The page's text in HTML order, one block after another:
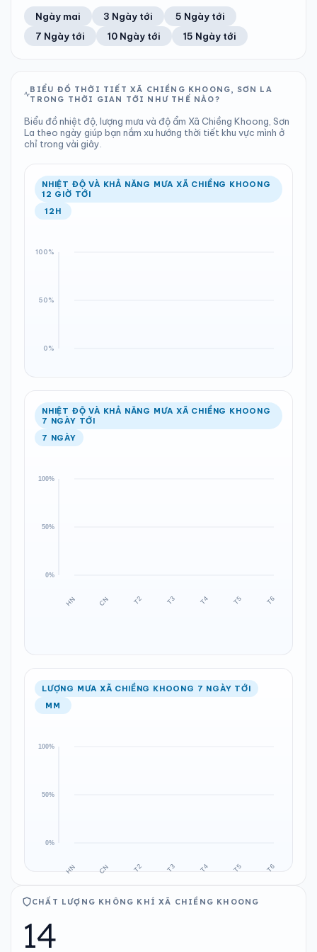
21°C 100%
Khả năng mưa
3.34 mm
Tổng cả ngày
1002 hPa
Bình thường
13
Chỉ số UV
Tốt
Ước lượng
18°C
Ổn định
98%
Khả năng mưa
Trung bình ngày Tốc độ gió
TIA UV TẦM NHÌN
LƯỢNG MƯA
0 mm
Tổng cả ngày
ÁP SUẤT
1001 hPa
Bình thường
Ổn định Khả năng mưa
Ngày mai 3 Ngày tới
5 Ngày tới
7 Ngày tới
10 Ngày tới 15 Ngày tới
BIỂU ĐỒ THỜI TIẾT XÃ CHIỀNG KHOONG, SƠN LA
TRONG THỜI GIAN TỚI NHƯ THẾ NÀO?
Biểu đồ nhiệt độ, lượng mưa và độ ẩm Xã Chiềng Khoong, Sơn
La theo ngày giúp bạn nắm xu hướng thời tiết khu vực mình ở
chỉ trong vài giây.
NHIỆT ĐỘ VÀ KHẢ NĂNG MƯA XÃ CHIỀNG KHOONG
12 GIỜ TỚI
12H
NHIỆT ĐỘ VÀ KHẢ NĂNG MƯA XÃ CHIỀNG KHOONG
7 NGÀY TỚI
7 NGÀY
LƯỢNG MƯA XÃ CHIỀNG KHOONG 7 NGÀY TỚI
MM
CHẤT LƯỢNG KHÔNG KHÍ XÃ CHIỀNG KHOONG
14